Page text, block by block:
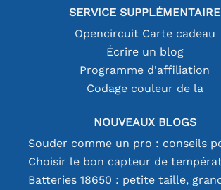
SERVICE SUPPLÉMENTAIRE
Opencircuit Carte cadeau
Écrire un blog
Programme d'affiliation
Codage couleur de la
NOUVEAUX BLOGS